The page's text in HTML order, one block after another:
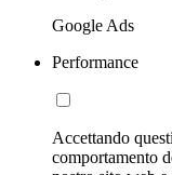
Google Ads
Performance
Accettando
comportamento